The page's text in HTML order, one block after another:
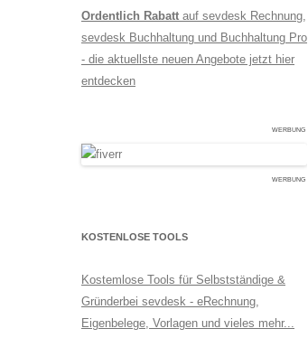
Ordentlich Rabatt auf sevdesk Rechnung,
sevdesk Buchhaltung und Buchhaltung Pro
- die aktuellste neuen Angebote jetzt hier
entdecken
WERBUNG
WERBUNG
KOSTENLOSE TOOLS
Kostemlose Tools für Selbstständige &
Gründerbei sevdesk - eRechnung,
Eigenbelege, Vorlagen und vieles mehr...